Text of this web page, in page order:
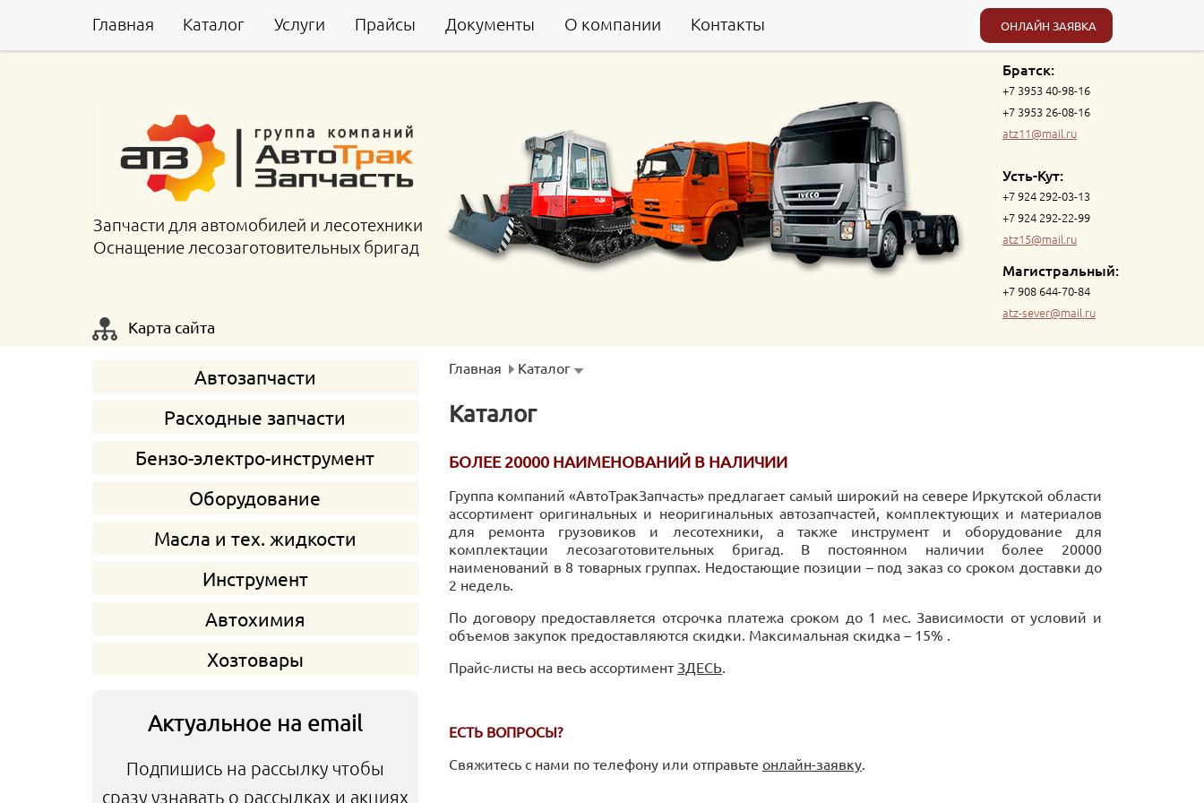
Главная Каталог Услуги Прайсы Документы О компании Контакты ОНЛАЙН ЗАЯВКА
Запчасти для автомобилей и лесотехники
Оснащение лесозаготовительных бригад
Братск:
+7 3953 40-98-16
+7 3953 26-08-16
atz11@mail.ru
Усть-Кут:
+7 924 292-03-13
+7 924 292-22-99
atz15@mail.ru
Магистральный:
+7 908 644-70-84
atz-sever@mail.ru
Карта сайта
Автозапчасти
Расходные запчасти
Бензо-электро-инструмент
Оборудование
Масла и тех. жидкости
Инструмент
Автохимия
Хозтовары
Актуальное на email
Подпишись на рассылку чтобы
сразу узнавать о рассылках и акциях
Главная Каталог
Каталог
БОЛЕЕ 20000 НАИМЕНОВАНИЙ В НАЛИЧИИ
Группа компаний «АвтоТракЗапчасть» предлагает самый широкий на севере Иркутской области
ассортимент оригинальных и неоригинальных автозапчастей, комплектующих и материалов
для ремонта грузовиков и лесотехники, а также инструмент и оборудование для
комплектации лесозаготовительных бригад. В постоянном наличии более 20000
наименований в 8 товарных группах. Недостающие позиции – под заказ со сроком доставки до
2 недель.
По договору предоставляется отсрочка платежа сроком до 1 мес. Зависимости от условий и
объемов закупок предоставляются скидки. Максимальная скидка – 15% .
Прайс-листы на весь ассортиментЗДЕСЬ.
ЕСТЬ ВОПРОСЫ?
Свяжитесь с нами по телефону или отправьтеонлайн-заявку.